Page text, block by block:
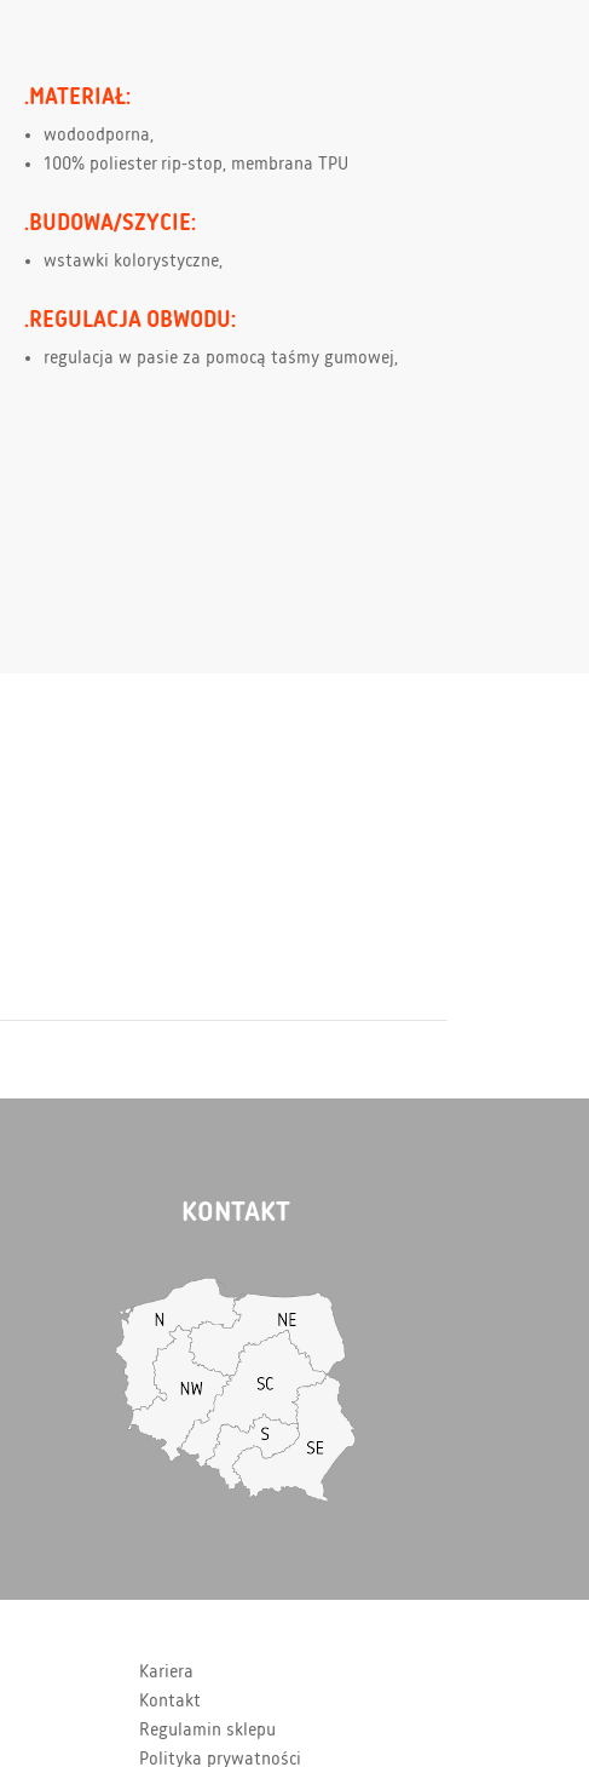
.MATERIAŁ:
wodoodporna,
100% poliester rip-stop, membrana TPU
.BUDOWA/SZYCIE:
wstawki kolorystyczne,
.REGULACJA OBWODU:
regulacja w pasie za pomocą taśmy gumowej,
KONTAKT
Kariera
Kontakt
Regulamin sklepu
Polityka prywatności